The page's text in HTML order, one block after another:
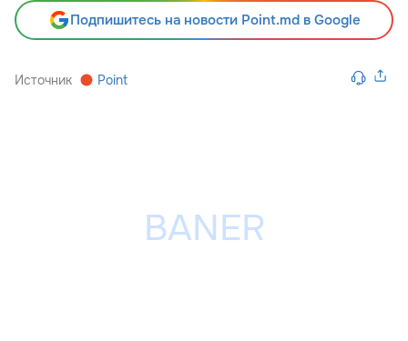
Подпишитесь на новости Point.md в Google
Источник Point